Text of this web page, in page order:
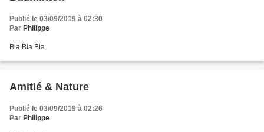
Publié le 03/09/2019 à 02:30
Par Philippe
Bla Bla Bla
Amitié & Nature
Publié le 03/09/2019 à 02:26
Par Philippe